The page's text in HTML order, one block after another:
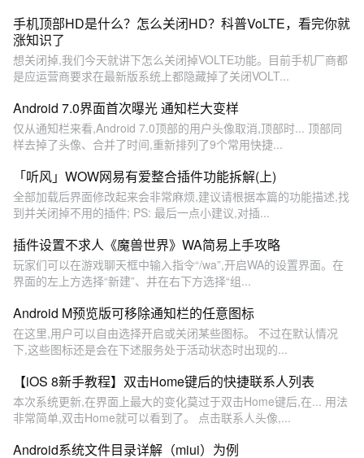
手机顶部HD是什么？怎么关闭HD？科普VoLTE，看完你就
涨知识了
想关闭掉,我们今天就讲下怎么关闭掉VOLTE功能。目前手机厂商都
是应运营商要求在最新版系统上都隐藏掉了关闭VOLT...
Android 7.0界面首次曝光 通知栏大变样
仅从通知栏来看,Android 7.0顶部的用户头像取消,顶部时... 顶部同
样去掉了头像、合并了时间,重新排列了9个常用快捷...
「听风」WOW网易有爱整合插件功能拆解(上)
全部加载后界面修改起来会非常麻烦,建议请根据本篇的功能描述,找
到并关闭掉不用的插件; PS: 最后一点小建议,对插...
插件设置不求人《魔兽世界》WA简易上手攻略
玩家们可以在游戏聊天框中输入指令“/wa”,开启WA的设置界面。在
界面的左上方选择“新建”、并在右下方选择“组...
Android M预览版可移除通知栏的任意图标
在这里,用户可以自由选择开启或关闭某些图标。 不过在默认情况
下,这些图标还是会在下述服务处于活动状态时出现的...
【iOS 8新手教程】双击Home键后的快捷联系人列表
本次系统更新,在界面上最大的变化莫过于双击Home键后,在... 用法
非常简单,双击Home就可以看到了。 点击联系人头像,...
Android系统文件目录详解（miui）为例